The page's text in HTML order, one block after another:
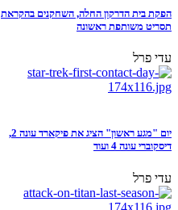
הפקת בית הדרקון החלה, השחקנים בהקראת
תסריט משותפת ראשונה
עדי פרל
יום "מגע ראשון" הציג את פיקארד עונה 2,
דיסקוברי עונה 4 ועוד
עדי פרל